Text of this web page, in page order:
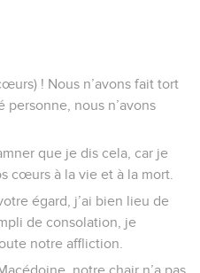
! Nous n’avons fait tort
personne, nous n’avons
que je dis cela, car je
cœurs à la vie et à la mort.
égard, j’ai bien lieu de
de consolation, je
notre affliction.
notre chair n’a pas